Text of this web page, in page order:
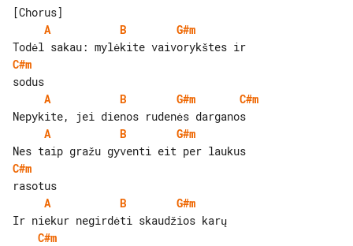
A
B
G#m
C#m
A
B G#m
C#m
A
B
G#m
C#m
A
B
G#m
C#m